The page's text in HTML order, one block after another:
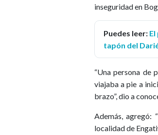
inseguridad en
Puedes leer:
tapón del
“Una persona de
viajaba a pie a
brazo”, dio a
Además, agregó:
localidad de